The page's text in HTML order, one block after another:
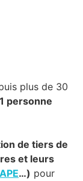
plus de 30
personne
de tiers de
et leurs
…) pour